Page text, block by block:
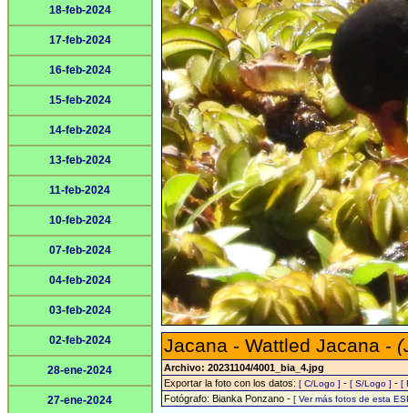
18-feb-2024
17-feb-2024
16-feb-2024
15-feb-2024
14-feb-2024
13-feb-2024
11-feb-2024
10-feb-2024
07-feb-2024
04-feb-2024
03-feb-2024
02-feb-2024
28-ene-2024
27-ene-2024
Jacana - Wattled Jacana -
Archivo: 20231104/4001_bia_4.jpg
Exportar la foto con los datos: [ C/Logo ] - [ S/Logo ] - [
Fotógrafo: Bianka Ponzano - [ Ver más fotos de esta